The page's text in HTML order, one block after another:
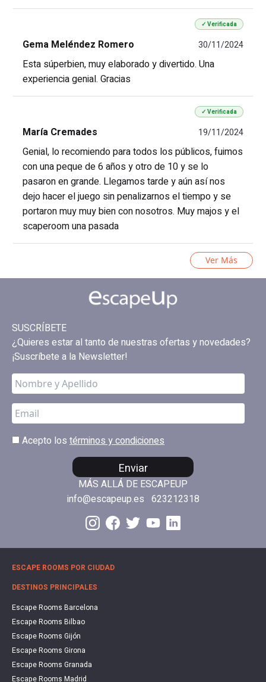
✓ Verificada
Gema Meléndez Romero 30/11/2024
Esta súperbien, muy elaborado y divertido. Una
experiencia genial. Gracias
✓ Verificada
María Cremades 19/11/2024
Genial, lo recomiendo para todos los públicos, fuimos
con una peque de 6 años y otro de 10 y se lo
pasaron en grande. Llegamos tarde y aún así nos
dejo hacer el juego sin penalizarnos el tiempo y se
portaron muy muy bien con nosotros. Muy majos y el
scaperoom una pasada
Ver Más
SUSCRÍBETE
¿Quieres estar al tanto de nuestras ofertas y novedades?
¡Suscríbete a la Newsletter!
Acepto los términos y condiciones
Enviar
MÁS ALLÁ DE ESCAPEUP
info@escapeup.es 623212318
ESCAPE ROOMS POR CIUDAD
DESTINOS PRINCIPALES
Escape Rooms Barcelona
Escape Rooms Bilbao
Escape Rooms Gijón
Escape Rooms Girona
Escape Rooms Granada
Escape Rooms Madrid